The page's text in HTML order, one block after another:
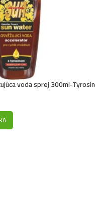
voda sprej 300ml-Tyrosin